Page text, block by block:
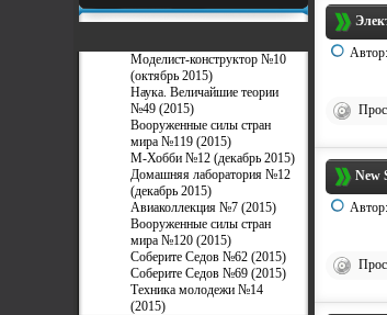
New
Моделист-конструктор №10
(октябрь 2015)
Наука. Величайшие теории
№49 (2015)
Вооруженные силы стран
мира №119 (2015)
М-Хобби №12 (декабрь 2015)
Домашняя лаборатория №12
(декабрь 2015)
Авиаколлекция №7 (2015)
Вооруженные силы стран
мира №120 (2015)
Соберите Седов №62 (2015)
Соберите Седов №69 (2015)
Техника молодежи №14
(2015)